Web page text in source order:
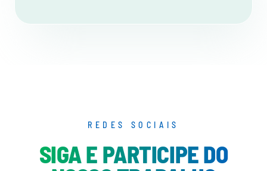
REDES SOCIAIS
SIGA E PARTICIPE DO